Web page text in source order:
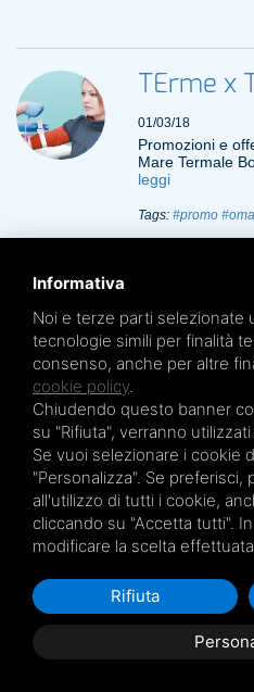
TErme x
01/03/18
Promozioni e
Mare Termale
leggi
Tags: #promo
31/01/18
Mettetevi in
Bologna!
leggi
Tags:#mtb #terme
Terme a
troviamo
09/01/18
Le Terme a
nella città e in
Informativa
Noi e terze parti selezionate
tecnologie simili per finalità
consenso, anche per altre
cookie policy.
Chiudendo questo banner
su "Rifiuta", verranno
Se vuoi selezionare i cookie
"Personalizza". Se preferisci,
all'utilizzo di tutti i cookie,
cliccando su "Accetta tutti".
modificare la scelta
Rifiuta